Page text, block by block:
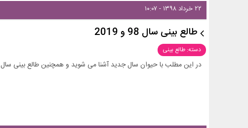
۲۲ خرداد ۱۳۹۸ - ۱۰:۰۷
طالع بینی سال 98 و 2019
دسته: طالع بینی
در این مطلب با حیوان سال جدید آشنا می شوید و همچنین طالع بینی سال 98 و 2019 را می خوانید.